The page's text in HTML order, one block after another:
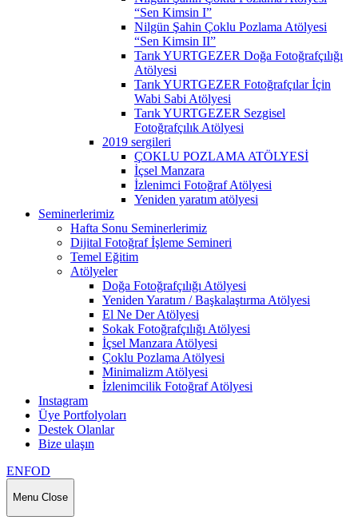
“Sen Kimsin I”
Nilgün Şahin Çoklu Pozlama Atölyesi
“Sen Kimsin II”
Tarık YURTGEZER Doğa Fotoğrafçılığı
Atölyesi
Tarık YURTGEZER Fotoğrafçılar İçin
Wabi Sabi Atölyesi
Tarık YURTGEZER Sezgisel
Fotoğrafçılık Atölyesi
2019 sergileri
ÇOKLU POZLAMA ATÖLYESİ
İçsel Manzara
İzlenimci Fotoğraf Atölyesi
Yeniden yaratım atölyesi
Seminerlerimiz
Hafta Sonu Seminerlerimiz
Dijital Fotoğraf İşleme Semineri
Temel Eğitim
Atölyeler
Doğa Fotoğrafçılığı Atölyesi
Yeniden Yaratım / Başkalaştırma Atölyesi
El Ne Der Atölyesi
Sokak Fotoğrafçılığı Atölyesi
İçsel Manzara Atölyesi
Çoklu Pozlama Atölyesi
Minimalizm Atölyesi
İzlenimcilik Fotoğraf Atölyesi
Instagram
Üye Portfolyoları
Destek Olanlar
Bize ulaşın
ENFOD
Menu Close